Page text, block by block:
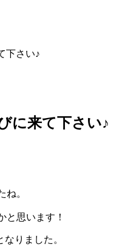
下さい♪
に来て下さい♪
ね。
と思います！
りました。